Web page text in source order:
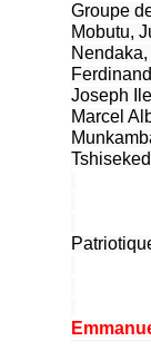
Groupe
Mobutu,
Joseph
Marcel